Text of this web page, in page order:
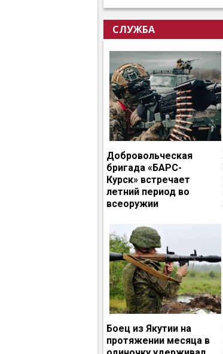
СЛУЖБА
Добровольческая
бригада «БАРС-
Курск» встречает
летний период во
всеоружии
Боец из Якутии на
протяжении месяца в